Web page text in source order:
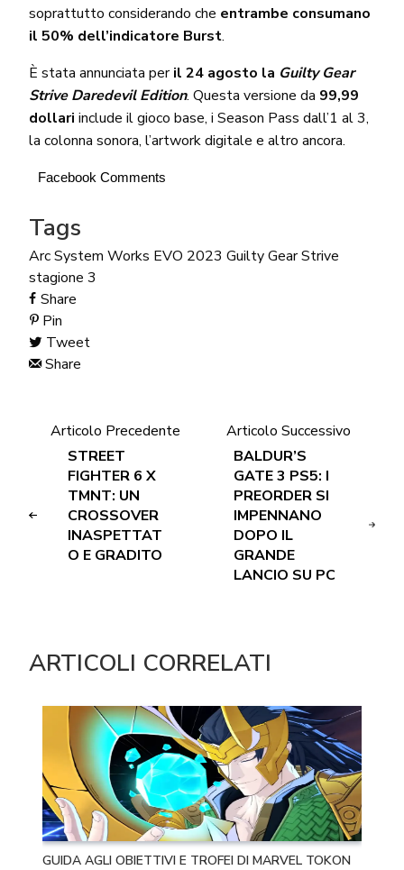
soprattutto considerando che entrambe consumano
il 50% dell’indicatore Burst.
È stata annunciata peril 24 agosto la Guilty Gear
Strive Daredevil Edition. Questa versione da 99,99
dollari include il gioco base, i Season Pass dall’1 al 3,
la colonna sonora, l’artwork digitale e altro ancora.
Facebook Comments
Tags
Arc System Works EVO 2023 Guilty Gear Strive
stagione 3
Share
Pin
Tweet
Share
Articolo Precedente
STREET
FIGHTER 6 X
TMNT: UN
CROSSOVER
INASPETTAT
O E GRADITO
Articolo Successivo
BALDUR’S
GATE 3 PS5: I
PREORDER SI
IMPENNANO
DOPO IL
GRANDE
LANCIO SU PC
ARTICOLI CORRELATI
GUIDA AGLI OBIETTIVI E TROFEI DI MARVEL TOKON